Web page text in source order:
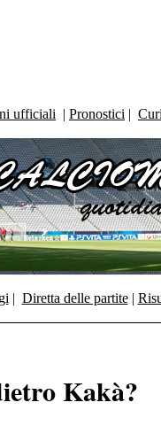
ufficiali | Pronostici |
| Diretta delle partite|
Kakà?